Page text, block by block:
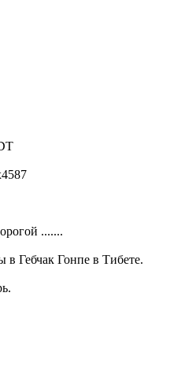
.......
в Гебчак Гонпе в Тибете.